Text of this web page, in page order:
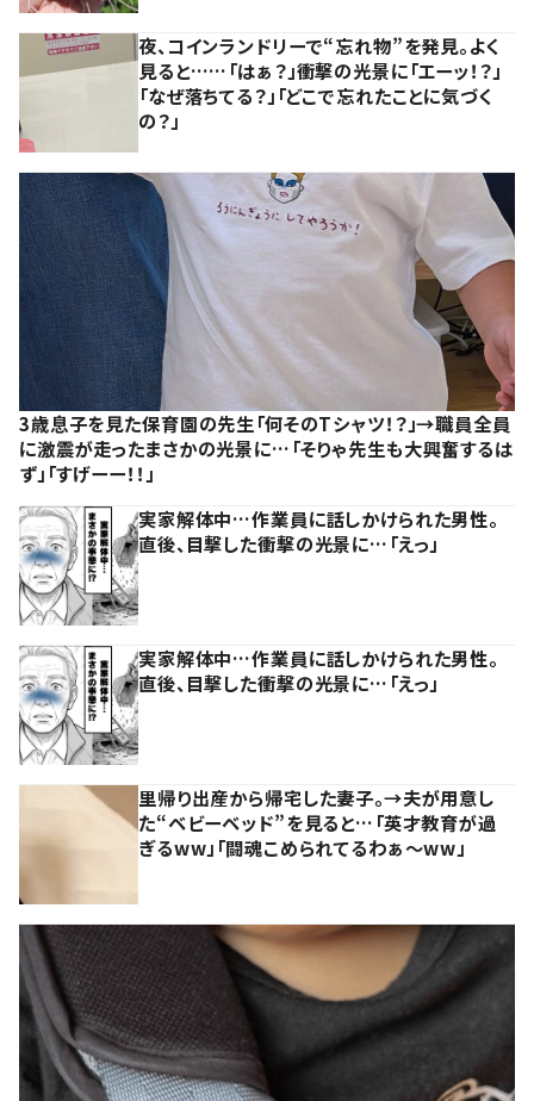
夜、コインランドリーで“忘れ物”を発見。よく
見ると……「はぁ？」衝撃の光景に「エーッ！？」
「なぜ落ちてる？」「どこで忘れたことに気づく
の？」
3歳息子を見た保育園の先生「何そのTシャツ！？」→職員全員
に激震が走ったまさかの光景に…「そりゃ先生も大興奮するは
ず」「すげーー！！」
実家解体中…作業員に話しかけられた男性。
直後、目撃した衝撃の光景に…「えっ」
実家解体中…作業員に話しかけられた男性。
直後、目撃した衝撃の光景に…「えっ」
里帰り出産から帰宅した妻子。→夫が用意し
た“ベビーベッド”を見ると…「英才教育が過
ぎるww」「闘魂こめられてるわぁ～ww」